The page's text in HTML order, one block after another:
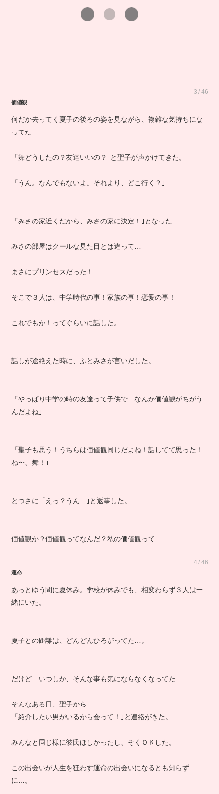
3 / 46
価値観
何だか去ってく夏子の後ろの姿を見ながら、複雑な気持ちにな
ってた…
「舞どうしたの？友達いいの？｣と聖子が声かけてきた。
「うん。なんでもないよ。それより、どこ行く？｣
「みさの家近くだから、みさの家に決定！｣となった
みさの部屋はクールな見た目とは違って…
まさにプリンセスだった！
そこで３人は、中学時代の事！家族の事！恋愛の事！
これでもか！ってぐらいに話した。
話しが途絶えた時に、ふとみさが言いだした。
「やっぱり中学の時の友達って子供で…なんか価値観がちがう
んだよね｣
「聖子も思う！うちらは価値観同じだよね！話してて思った！
ね〜、舞！｣
とつさに「えっ？うん…｣と返事した。
価値観か？価値観ってなんだ？私の価値観って…
4 / 46
運命
あっとゆう間に夏休み。学校が休みでも、相変わらず３人は一
緒にいた。
夏子との距離は、どんどんひろがってた…。
だけど…いつしか、そんな事も気にならなくなってた
そんなある日、聖子から
「紹介したい男がいるから会って！｣と連絡がきた。
みんなと同じ様に彼氏ほしかったし、そくＯＫした。
この出会いが人生を狂わす運命の出会いになるとも知らず
に…。